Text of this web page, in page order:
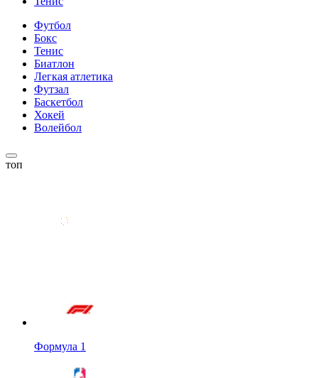
Футбол
Бокс
Тенис
Биатлон
Легкая атлетика
Футзал
Баскетбол
Хокей
Волейбол
топ
Формула 1